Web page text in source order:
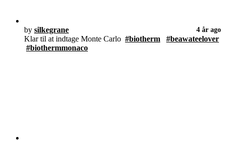
by silkegrane 4 år ago
Klar til at indtage Monte Carlo #biotherm
#beawateelover
#biothermmonaco